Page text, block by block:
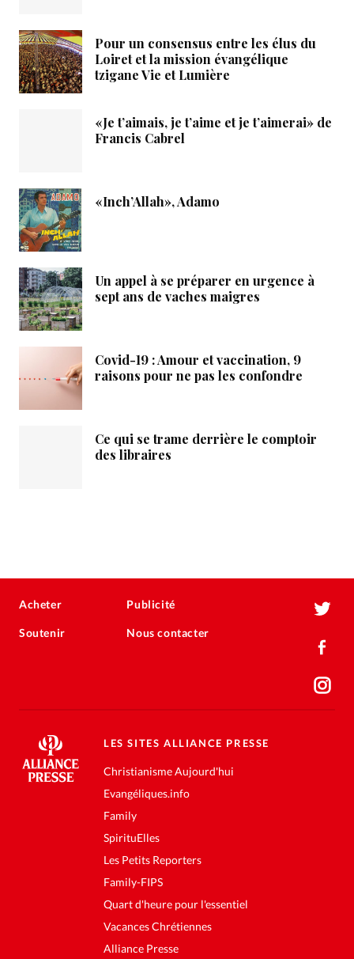
Pour un consensus entre les élus du
Loiret et la mission évangélique
tzigane Vie et Lumière
«Je t’aimais, je t’aime et je t’aimerai» de
Francis Cabrel
«Inch’Allah», Adamo
Un appel à se préparer en urgence à
sept ans de vaches maigres
Covid-19 : Amour et vaccination, 9
raisons pour ne pas les confondre
Ce qui se trame derrière le comptoir
des libraires
Acheter
Soutenir
Publicité
Nous contacter
LES SITES ALLIANCE PRESSE
Christianisme Aujourd'hui
Evangéliques.info
Family
SpirituElles
Les Petits Reporters
Family-FIPS
Quart d'heure pour l'essentiel
Vacances Chrétiennes
Alliance Presse